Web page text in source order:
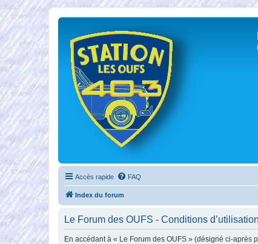
Accès rapide FAQ
Index du forum
Le Forum des OUFS - Conditions d’utilisation
En accédant à « Le Forum des OUFS » (désigné ci-après